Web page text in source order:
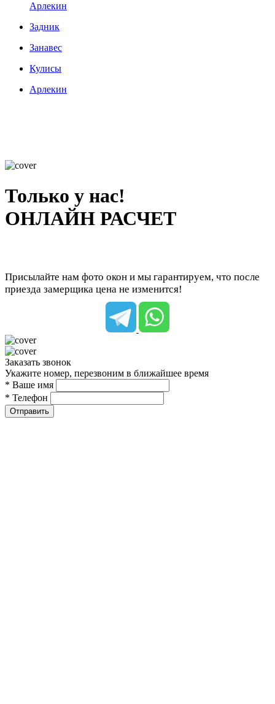
Арлекин
Задник
Занавес
Кулисы
Арлекин
Только у нас!
ОНЛАЙН РАСЧЕТ
Присылайте нам фото окон и мы гарантируем, что после
приезда замерщика цена не изменится!
Заказать звонок
Укажите номер, перезвоним в ближайшее время
* Ваше имя
* Телефон
Отправить